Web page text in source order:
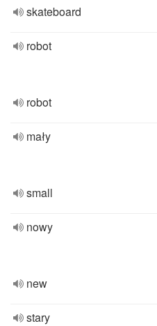
skateboard
robot
robot
mały
small
nowy
new
stary